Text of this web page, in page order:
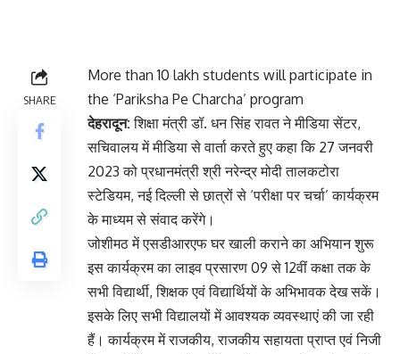
SHARE
More than 10 lakh students will participate in
the ‘Pariksha Pe Charcha’ program
देहरादून: शिक्षा मंत्री डॉ. धन सिंह रावत ने मीडिया सेंटर,
सचिवालय में मीडिया से वार्ता करते हुए कहा कि 27 जनवरी
2023 को प्रधानमंत्री श्री नरेन्द्र मोदी तालकटोरा
स्टेडियम, नई दिल्ली से छात्रों से ‘परीक्षा पर चर्चा’ कार्यक्रम
के माध्यम से संवाद करेंगे।
जोशीमठ में एसडीआरएफ घर खाली कराने का अभियान शुरू
इस कार्यक्रम का लाइव प्रसारण 09 से 12वीं कक्षा तक के
सभी विद्यार्थी, शिक्षक एवं विद्यार्थियों के अभिभावक देख सकें।
इसके लिए सभी विद्यालयों में आवश्यक व्यवस्थाएं की जा रही
हैं। कार्यक्रम में राजकीय, राजकीय सहायता प्राप्त एवं निजी